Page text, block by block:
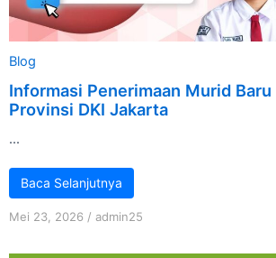
Blog
Informasi Penerimaan Murid
Provinsi DKI Jakarta
...
Baca Selanjutnya
Mei 23, 2026 / admin25